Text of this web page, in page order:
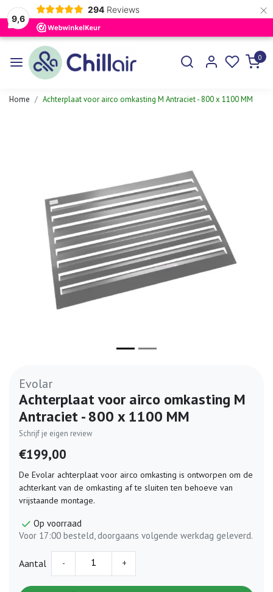
9,6
294 Reviews ×
0
Home Achterplaat voor airco omkasting M Antraciet - 800 x 1100 MM
Vorige
Evolar
Achterplaat voor airco omkasting M
Antraciet - 800 x 1100 MM
Schrijf je eigen review
€199,00
De Evolar achterplaat voor airco omkasting is ontworpen om de
achterkant van de omkasting af te sluiten ten behoeve van
vrijstaande montage.
Op voorraad
Voor 17:00 besteld, doorgaans volgende werkdag geleverd.
Aantal - +